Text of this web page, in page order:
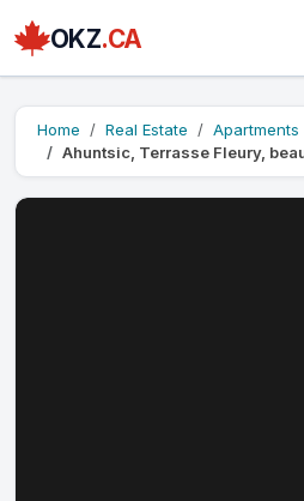
OKZ.CA
Home Real Estate
Ahuntsic, Terrasse Fleury,